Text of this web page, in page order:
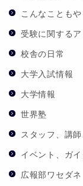
こんなことも
受験に関するア
校舎の日常
大学入試情報
大学情報
世界塾
スタッフ、講
イベント、ガ
広報部ワセダネ